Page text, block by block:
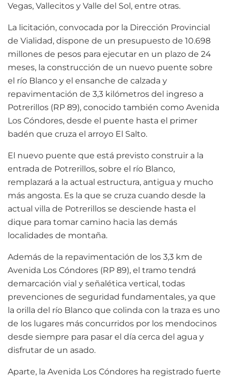
Vegas, Vallecitos y Valle del Sol, entre otras.
La licitación, convocada por la Dirección Provincial
de Vialidad, dispone de un presupuesto de 10.698
millones de pesos para ejecutar en un plazo de 24
meses, la construcción de un nuevo puente sobre
el río Blanco y el ensanche de calzada y
repavimentación de 3,3 kilómetros del ingreso a
Potrerillos (RP 89), conocido también como Avenida
Los Cóndores, desde el puente hasta el primer
badén que cruza el arroyo El Salto.
El nuevo puente que está previsto construir a la
entrada de Potrerillos, sobre el río Blanco,
remplazará a la actual estructura, antigua y mucho
más angosta. Es la que se cruza cuando desde la
actual villa de Potrerillos se desciende hasta el
dique para tomar camino hacia las demás
localidades de montaña.
Además de la repavimentación de los 3,3 km de
Avenida Los Cóndores (RP 89), el tramo tendrá
demarcación vial y señalética vertical, todas
prevenciones de seguridad fundamentales, ya que
la orilla del río Blanco que colinda con la traza es uno
de los lugares más concurridos por los mendocinos
desde siempre para pasar el día cerca del agua y
disfrutar de un asado.
Aparte, la Avenida Los Cóndores ha registrado fuerte